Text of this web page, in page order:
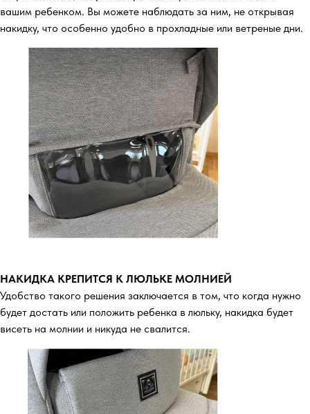
вашим ребенком. Вы можете наблюдать за ним, не открывая
накидку, что особенно удобно в прохладные или ветреные дни.
НАКИДКА КРЕПИТСЯ К ЛЮЛЬКЕ МОЛНИЕЙ
Удобство такого решения заключается в том, что когда нужно
будет достать или положить ребенка в люльку, накидка будет
висеть на молнии и никуда не свалится.